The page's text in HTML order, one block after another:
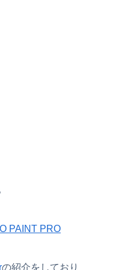
PAINT PRO
の紹介をしており